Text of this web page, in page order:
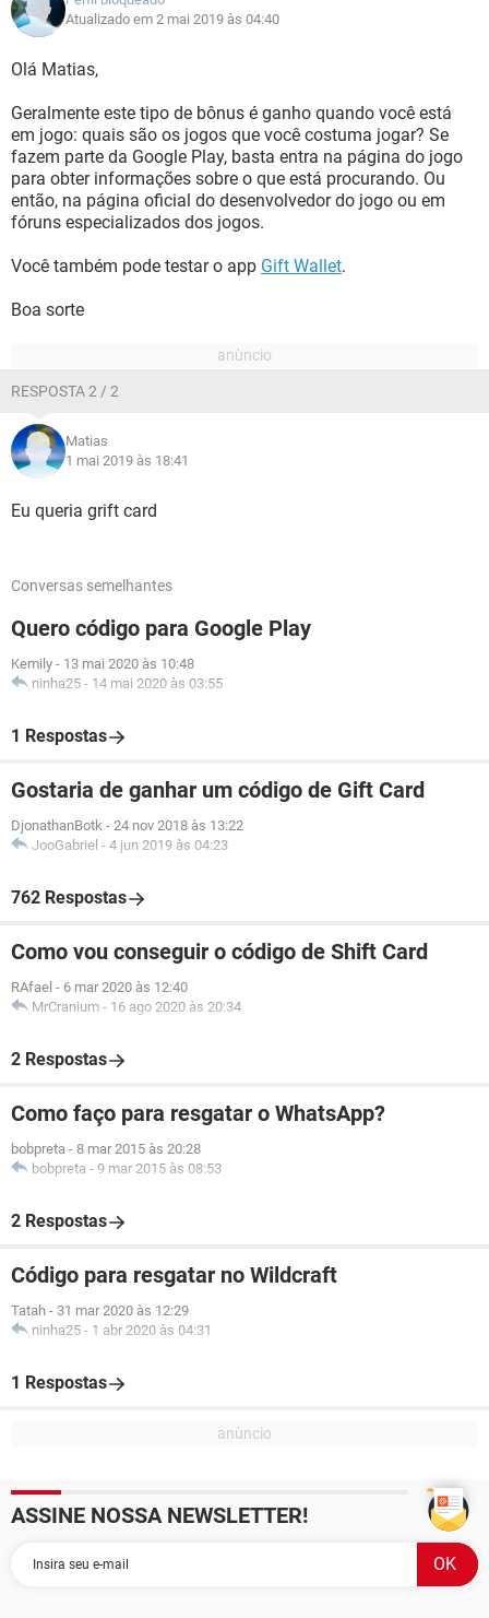
Atualizado em 2 mai 2019 às 04:40
Olá Matias,
Geralmente este tipo de bônus é ganho quando você está
em jogo: quais são os jogos que você costuma jogar? Se
fazem parte da Google Play, basta entra na página do jogo
para obter informações sobre o que está procurando. Ou
então, na página oficial do desenvolvedor do jogo ou em
fóruns especializados dos jogos.
Você também pode testar o app Gift Wallet.
Boa sorte
RESPOSTA 2 / 2
Matias
1 mai 2019 às 18:41
Eu queria grift card
Conversas semelhantes
Quero código para Google Play
Kemily - 13 mai 2020 às 10:48
ninha25 - 14 mai 2020 às 03:55
1 Respostas
Gostaria de ganhar um código de Gift Card
DjonathanBotk - 24 nov 2018 às 13:22
JooGabriel - 4 jun 2019 às 04:23
762 Respostas
Como vou conseguir o código de Shift Card
RAfael - 6 mar 2020 às 12:40
MrCranium - 16 ago 2020 às 20:34
2 Respostas
Como faço para resgatar o WhatsApp?
bobpreta - 8 mar 2015 às 20:28
bobpreta - 9 mar 2015 às 08:53
2 Respostas
Código para resgatar no Wildcraft
Tatah - 31 mar 2020 às 12:29
ninha25 - 1 abr 2020 às 04:31
1 Respostas
ASSINE NOSSA NEWSLETTER!